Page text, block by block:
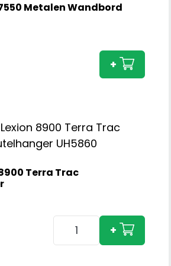
Metalen Wandbord
+
Terra Trac
Claas
Lexion
+